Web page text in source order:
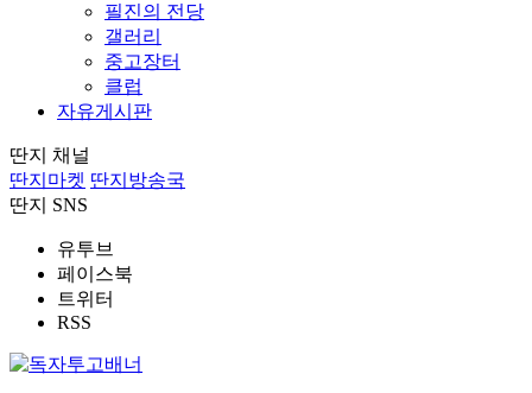
필진의 전당
갤러리
중고장터
클럽
자유게시판
딴지 채널
딴지마켓 딴지방송국
딴지 SNS
유투브
페이스북
트위터
RSS